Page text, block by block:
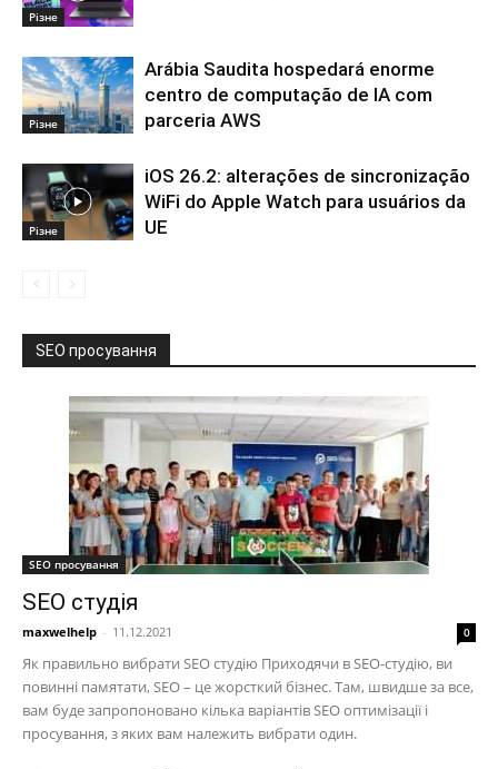
Різне
Різне
Arábia Saudita hospedará enorme
centro de computação de IA com
parceria AWS
Різне
iOS 26.2: alterações de sincronização
WiFi do Apple Watch para usuários da
UE
SEO просування
SEO просування
SEO студія
maxwelhelp - 11.12.2021 0
Як правильно вибрати SEO студію Приходячи в SEO-студію, ви
повинні памятати, SEO – це жорсткий бізнес. Там, швидше за все,
вам буде запропоновано кілька варіантів SEO оптимізації і
просування, з яких вам належить вибрати один.